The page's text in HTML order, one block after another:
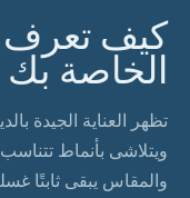
كيف تعرف
الخاصة
تظهر العناية الجيدة
ويتلاشى بأنماط
والمقاس يبقى ثابتًا